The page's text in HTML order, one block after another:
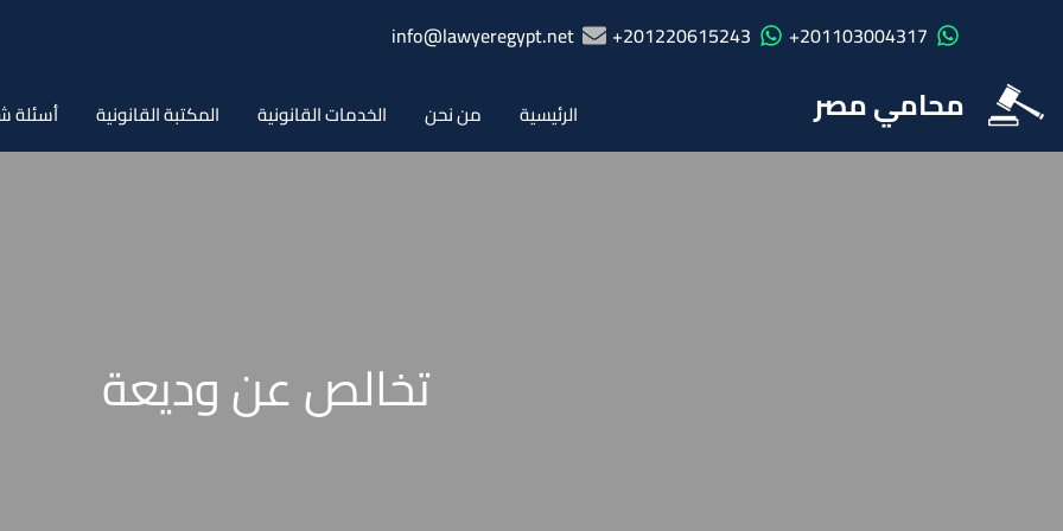
201103004317+
201220615243+
info@lawyeregypt.net
محامي مصر الرئيسية من نحن الخدمات القانونية المكتبة القانونية أسئلة
تخالص عن وديعة